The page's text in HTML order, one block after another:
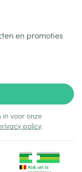
en promoties
in voor onze
policy.